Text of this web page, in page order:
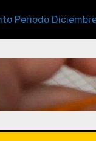
Diciembre 2025